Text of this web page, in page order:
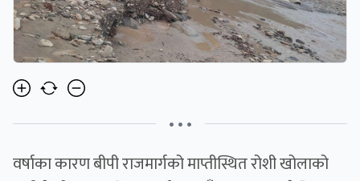
• • •
वर्षाका कारण बीपी राजमार्गको माप्तीस्थित रोशी खोलाको